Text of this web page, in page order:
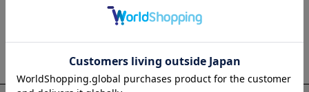
こちらは個人様向けのページとなります。法人のお客様のログイ
法人のお客さまはこちら